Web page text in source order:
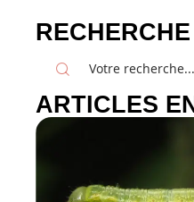
RECHERCHE
ARTICLES